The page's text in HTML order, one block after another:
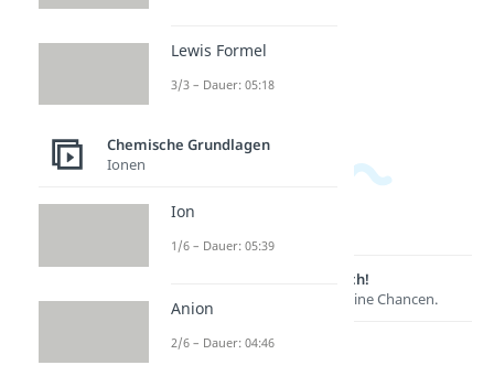
Lernen lohnt sich!
Entdecke hier deine Chancen.
Lewis Formel
3/3 – Dauer: 05:18
Chemische Grundlagen
Ionen
Ion
1/6 – Dauer: 05:39
Anion
2/6 – Dauer: 04:46